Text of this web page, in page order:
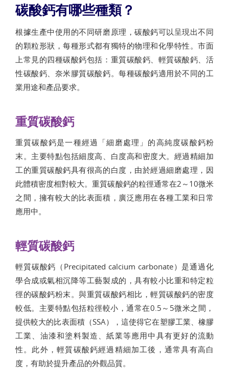
碳酸鈣有哪些種類？
根據生產中使用的不同研磨原理，碳酸鈣可以呈現出不同
的顆粒形狀，每種形式都有獨特的物理和化學特性。市面
上常見的四種碳酸鈣包括：重質碳酸鈣、輕質碳酸鈣、活
性碳酸鈣、奈米膠質碳酸鈣。每種碳酸鈣適用於不同的工
業用途和產品要求。
重質碳酸鈣
重質碳酸鈣是一種經過「細磨處理」的高純度碳酸鈣粉
末。主要特點包括細度高、白度高和密度大。經過精細加
工的重質碳酸鈣具有很高的白度，由於經過細磨處理，因
此體積密度相對較大。重質碳酸鈣的粒徑通常在2～10微米
之間，擁有較大的比表面積，廣泛應用在各種工業和日常
應用中。
輕質碳酸鈣
輕質碳酸鈣（Precipitated calcium carbonate）是通過化
學合成或氣相沉降等工藝製成的，具有較小比重和特定粒
徑的碳酸鈣粉末。與重質碳酸鈣相比，輕質碳酸鈣的密度
較低。主要特點包括粒徑較小，通常在0.5～5微米之間，
提供較大的比表面積（SSA），這使得它在塑膠工業、橡膠
工業、油漆和塗料製造、紙業等應用中具有更好的流動
性。此外，輕質碳酸鈣經過精細加工後，通常具有高白
度，有助於提升產品的外觀品質。